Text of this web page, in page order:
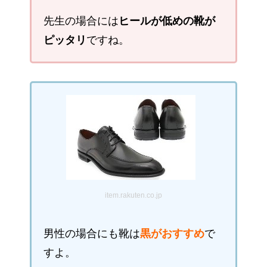
先生の場合には ヒールが低めの靴が
ピッタリ ですね。
item.rakuten.co.jp
男性の場合にも靴は黒がおすすめで
すよ。